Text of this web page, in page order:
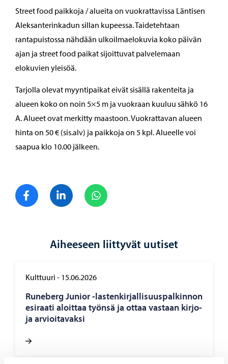
Street food paikkoja / alueita on vuokrattavissa Läntisen
Aleksanterinkadun sillan kupeessa. Taidetehtaan
rantapuistossa nähdään ulkoilmaelokuvia koko päivän
ajan ja street food paikat sijoittuvat palvelemaan
elokuvien yleisöä.
Tarjolla olevat myyntipaikat eivät sisällä rakenteita ja
alueen koko on noin 5×5 m ja vuokraan kuuluu sähkö 16
A. Alueet ovat merkitty maastoon. Vuokrattavan alueen
hinta on 50 € (sis.alv) ja paikkoja on 5 kpl. Alueelle voi
saapua klo 10.00 jälkeen.
Jaa FacebookJaa LinkedIn
Aiheeseen liittyvät uutiset
Kulttuuri - 15.06.2026
Ru­ne­berg Ju­nior -​lastenkirjallisuuspalkinnon
esi­raa­ti aloit­taa työn­sä ja ottaa vas­taan kir­jo­
ja ar­vioi­ta­vak­si